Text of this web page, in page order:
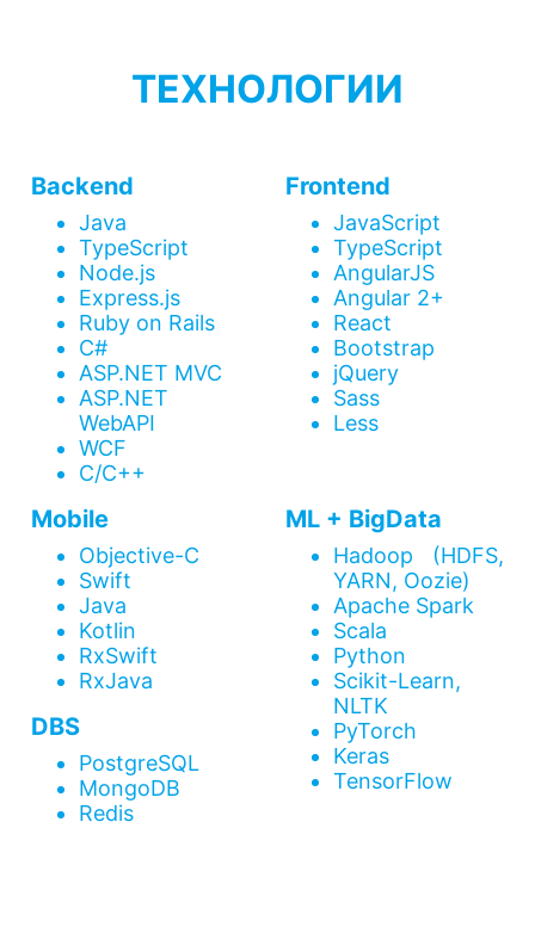
ТЕХНОЛОГИИ
Backend
Java
TypeScript
Node.js
Express.js
Ruby on Rails
C#
ASP.NET MVC
ASP.NET
WebAPI
WCF
C/C++
Frontend
JavaScript
TypeScript
AngularJS
Angular 2+
React
Bootstrap
jQuery
Sass
Less
Mobile
Objective-C
Swift
Java
Kotlin
RxSwift
RxJava
DBS
PostgreSQL
MongoDB
Redis
ML + BigData
Hadoop (HDFS,
YARN, Oozie)
Apache Spark
Scala
Python
Scikit-Learn,
NLTK
PyTorch
Keras
TensorFlow